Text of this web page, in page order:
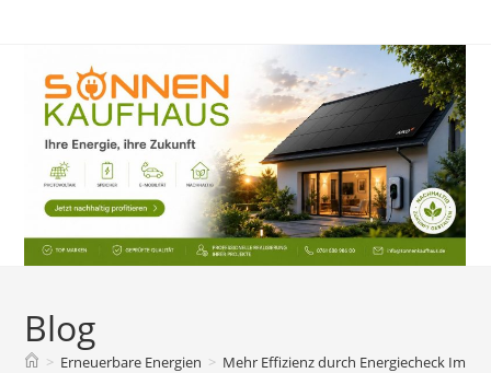
Blog
> Erneuerbare Energien > Mehr Effizienz durch Energiecheck